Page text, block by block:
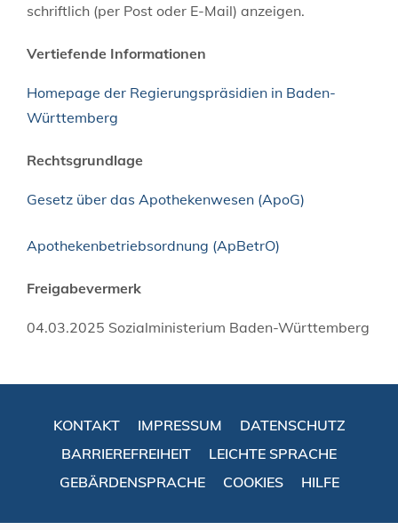
schriftlich (per Post oder E-Mail) anzeigen.
Vertiefende Informationen
Homepage der Regierungspräsidien in Baden-
Württemberg
Rechtsgrundlage
Gesetz über das Apothekenwesen (ApoG)
Apothekenbetriebsordnung (ApBetrO)
Freigabevermerk
04.03.2025 Sozialministerium Baden-Württemberg
KONTAKT IMPRESSUM
DATENSCHUTZ
BARRIEREFREIHEIT
LEICHTE SPRACHE
GEBÄRDENSPRACHE
COOKIES HILFE